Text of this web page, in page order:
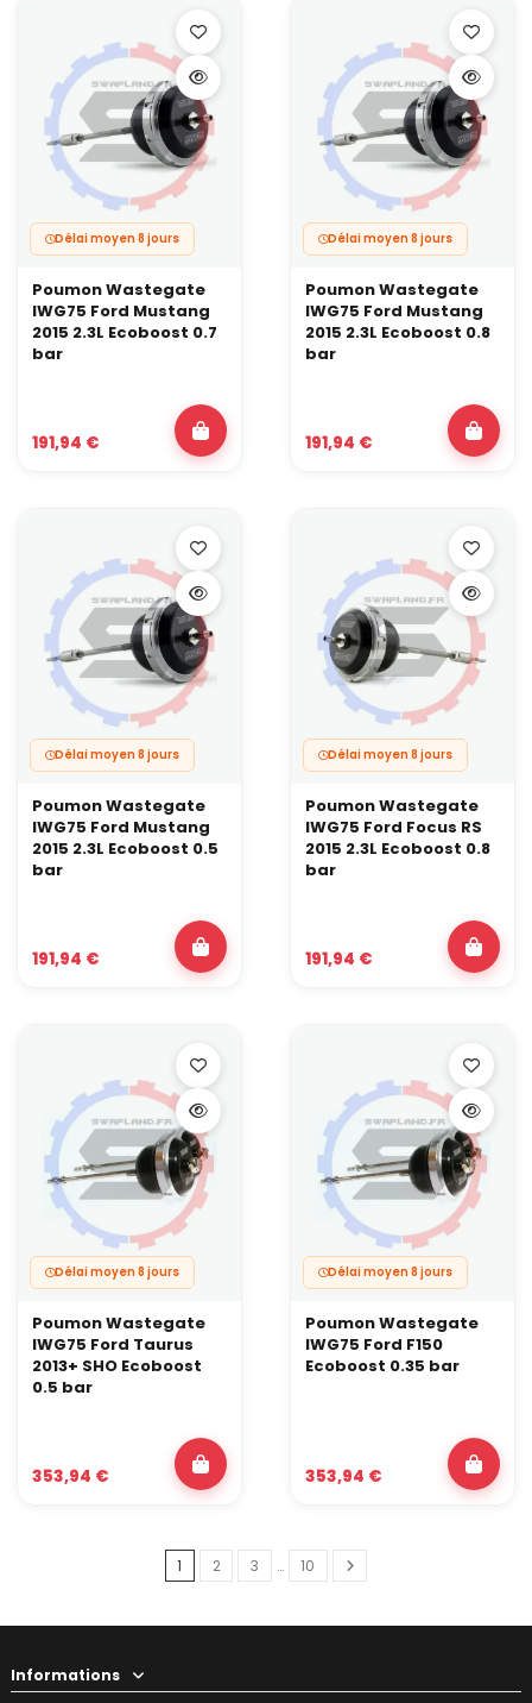
Délai moyen 8 jours
Poumon Wastegate
IWG75 Ford Mustang
2015 2.3L Ecoboost 0.7
bar
191,94 €
Délai moyen 8 jours
Poumon Wastegate
IWG75 Ford Mustang
2015 2.3L Ecoboost 0.8
bar
191,94 €
Délai moyen 8 jours
Poumon Wastegate
IWG75 Ford Mustang
2015 2.3L Ecoboost 0.5
bar
191,94 €
Délai moyen 8 jours
Poumon Wastegate
IWG75 Ford Focus RS
2015 2.3L Ecoboost 0.8
bar
191,94 €
Délai moyen 8 jours
Poumon Wastegate
IWG75 Ford Taurus
2013+ SHO Ecoboost
0.5 bar
353,94 €
Délai moyen 8 jours
Poumon Wastegate
IWG75 Ford F150
Ecoboost 0.35 bar
353,94 €
1 2 3 … 10
Informations